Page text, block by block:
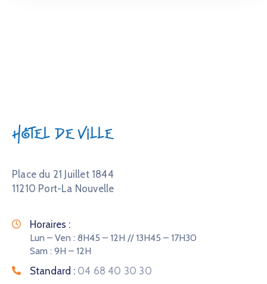
Hôtel de Ville
Place du 21 Juillet 1844
11210 Port-La Nouvelle
Horaires :
Lun – Ven : 8H45 – 12H // 13H45 – 17H30
Sam : 9H – 12H
Standard : 04 68 40 30 30